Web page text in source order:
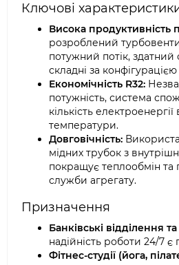
Ключові
Висока продуктивність
розроблений
потужний потік, здатний
складні за
Економічність R32:
потужність, система
кількість
температури.
Довговічність:
мідних трубок з
покращує теплообмін та
служби агрегату.
Призначення
Банківські відділення
надійність роботи 24/7 є
Фітнес-студії (йога,